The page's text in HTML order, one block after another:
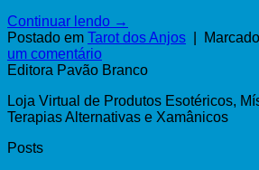
Continuar lendo →
Postado em Tarot dos Anjos Marcado
um comentário
Editora Pavão Branco
Loja Virtual de Produtos Esotéricos,
Terapias Alternativas e Xamânicos
Posts